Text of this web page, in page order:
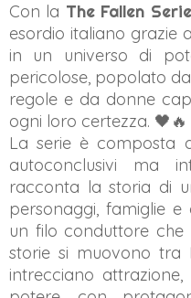
Con la The Fallen
esordio italiano grazie
in un universo di
pericolose, popolato
regole e da donne
ogni loro certezza. 🖤🔥
La serie è composta
autoconclusivi ma
racconta la storia di
personaggi, famiglie
un filo conduttore che
storie si muovono tra
intrecciano